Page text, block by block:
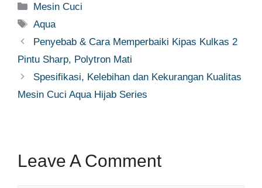
Categories
Mesin Cuci
Tags
Aqua
Penyebab & Cara Memperbaiki Kipas Kulkas 2
Pintu Sharp, Polytron Mati
Spesifikasi, Kelebihan dan Kekurangan Kualitas
Mesin Cuci Aqua Hijab Series
Leave A Comment